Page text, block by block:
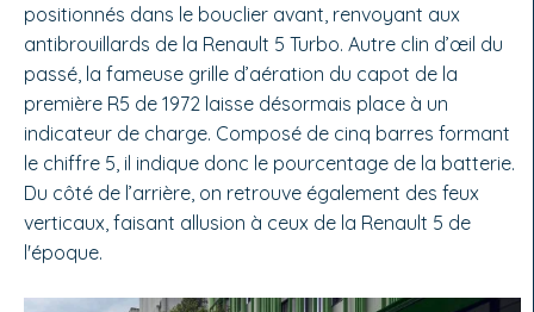
positionnés dans le bouclier avant, renvoyant aux
antibrouillards de la Renault 5 Turbo. Autre clin d’œil du
passé, la fameuse grille d’aération du capot de la
première R5 de 1972 laisse désormais place à un
indicateur de charge. Composé de cinq barres formant
le chiffre 5, il indique donc le pourcentage de la batterie.
Du côté de l’arrière, on retrouve également des feux
verticaux, faisant allusion à ceux de la Renault 5 de
l'époque.